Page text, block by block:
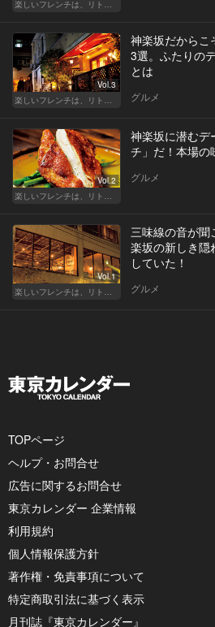
Vol.3
神楽坂だからこ
3選。ふたりの
とは
グルメ
Vol.2
神楽坂に潜むデ
チ」だ！本場の
グルメ
Vol.1
三味線の音が聞
楽坂の新しき隠
していた！
グルメ
TOPページ
ヘルプ・お問合せ
広告に関するお問合せ
東京カレンダー 企業情報
利用規約
個人情報保護方針
著作権・免責事項について
特定商取引法に基づく表示
月刊誌『東京カレンダー』